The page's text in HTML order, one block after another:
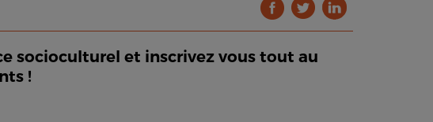
socioculturel et inscrivez vous tout au
!